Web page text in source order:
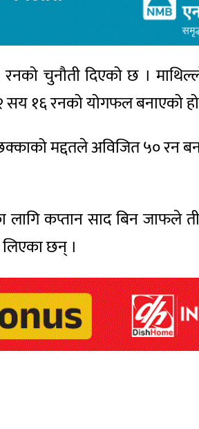
चुनौती दिएको छ ।
सय १६ रनको योगफल बनाएको
मद्दतले अविजित ५० रन
लागि कप्तान साद बिन जाफले
छन् ।